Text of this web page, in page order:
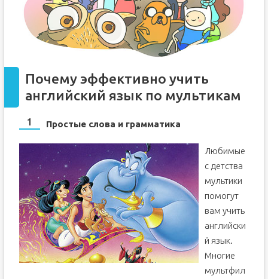
Почему эффективно учить
английский язык по мультикам
Простые слова и грамматика
Любимые
с детства
мультики
помогут
вам учить
английски
й язык.
Многие
мультфил